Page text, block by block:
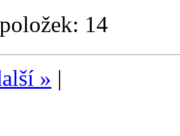
14
» |